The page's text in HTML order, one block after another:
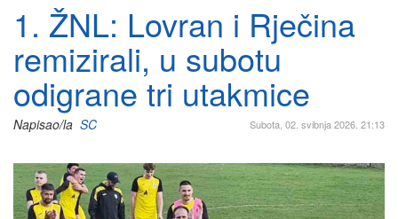
1. ŽNL: Lovran i Rječina
remizirali, u subotu
odigrane tri utakmice
Subota, 02. svibnja 2026. 21:13
Napisao/la SC